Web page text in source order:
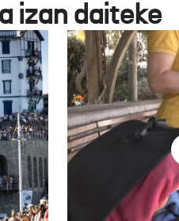
izan daiteke